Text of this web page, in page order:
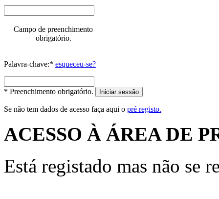
Campo de preenchimento
obrigatório.
Palavra-chave:* esqueceu-se?
* Preenchimento obrigatório. Iniciar sessão
Se não tem dados de acesso faça aqui o pré registo.
ACESSO À ÁREA DE
Está registado mas não se